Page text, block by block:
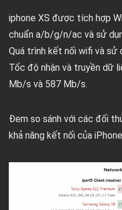
iphone XS được tích hợp
chuẩn a/b/g/n/ac và sử
Quá trình kết nối wifi và sử
Tốc độ nhận và truyền dữ
Mb/s và 587 Mb/s.
Đem so sánh với các đối
khả năng kết nối của